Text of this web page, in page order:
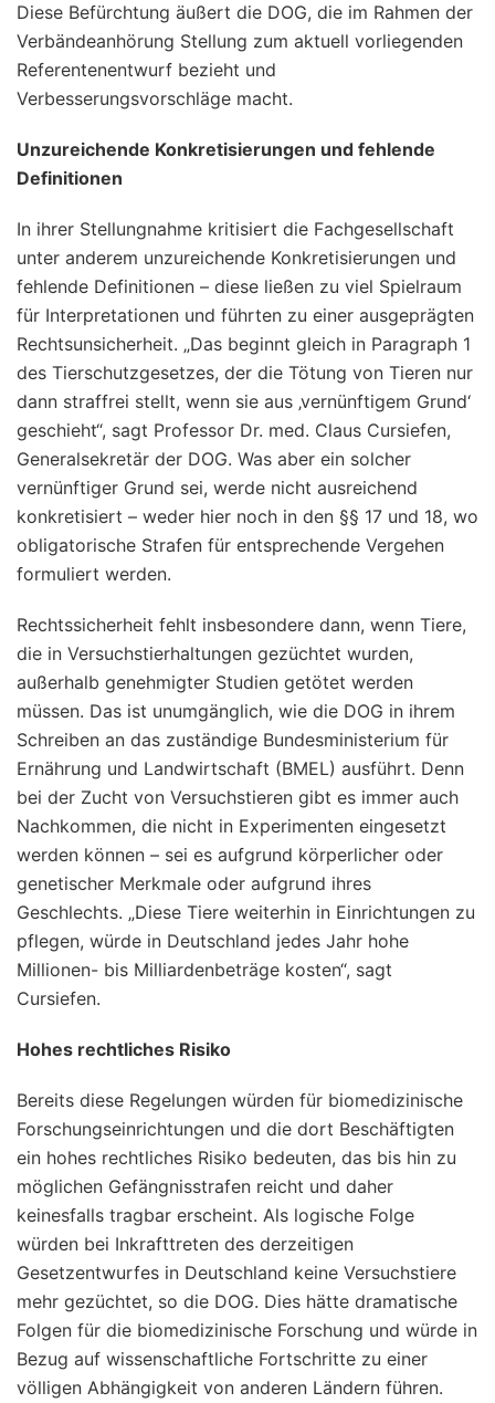
Diese Befürchtung äußert die DOG, die im Rahmen der
Verbändeanhörung Stellung zum aktuell vorliegenden
Referentenentwurf bezieht und
Verbesserungsvorschläge macht.
Unzureichende Konkretisierungen und fehlende
Definitionen
In ihrer Stellungnahme kritisiert die Fachgesellschaft
unter anderem unzureichende Konkretisierungen und
fehlende Definitionen – diese ließen zu viel Spielraum
für Interpretationen und führten zu einer ausgeprägten
Rechtsunsicherheit. „Das beginnt gleich in Paragraph 1
des Tierschutzgesetzes, der die Tötung von Tieren nur
dann straffrei stellt, wenn sie aus ‚vernünftigem Grund‘
geschieht“, sagt Professor Dr. med. Claus Cursiefen,
Generalsekretär der DOG. Was aber ein solcher
vernünftiger Grund sei, werde nicht ausreichend
konkretisiert – weder hier noch in den §§ 17 und 18, wo
obligatorische Strafen für entsprechende Vergehen
formuliert werden.
Rechtssicherheit fehlt insbesondere dann, wenn Tiere,
die in Versuchstierhaltungen gezüchtet wurden,
außerhalb genehmigter Studien getötet werden
müssen. Das ist unumgänglich, wie die DOG in ihrem
Schreiben an das zuständige Bundesministerium für
Ernährung und Landwirtschaft (BMEL) ausführt. Denn
bei der Zucht von Versuchstieren gibt es immer auch
Nachkommen, die nicht in Experimenten eingesetzt
werden können – sei es aufgrund körperlicher oder
genetischer Merkmale oder aufgrund ihres
Geschlechts. „Diese Tiere weiterhin in Einrichtungen zu
pflegen, würde in Deutschland jedes Jahr hohe
Millionen- bis Milliardenbeträge kosten“, sagt
Cursiefen.
Hohes rechtliches Risiko
Bereits diese Regelungen würden für biomedizinische
Forschungseinrichtungen und die dort Beschäftigten
ein hohes rechtliches Risiko bedeuten, das bis hin zu
möglichen Gefängnisstrafen reicht und daher
keinesfalls tragbar erscheint. Als logische Folge
würden bei Inkrafttreten des derzeitigen
Gesetzentwurfes in Deutschland keine Versuchstiere
mehr gezüchtet, so die DOG. Dies hätte dramatische
Folgen für die biomedizinische Forschung und würde in
Bezug auf wissenschaftliche Fortschritte zu einer
völligen Abhängigkeit von anderen Ländern führen.